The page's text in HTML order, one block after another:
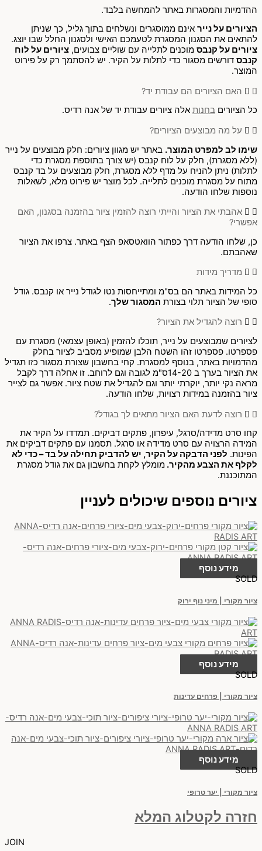
ההדמיות והמסגרות באתר להמחשה בלבד.
הציורים על נייר אינם ממוסגרים ונשלחים בתוך גליל, כך שניתן
להתאים את הסגנון המסגרת לטעמכם האישי ולסגנון החלל שבו יוצג.
ציורים על קנבס מוכנים לתלייה עם שוליים צבועים, ציורים על לוח
קנבס דורשים מסגור כדי לתלות על הקיר. יש להסתמך רק על פירוט
המוצר.
האם הציורים הם עבודת יד?
כל הציורים בחנות אלה ציורים עבודת יד של אנה רדיס.
על מה מבוצעים הציורים?
שימו לב למפרט המוצר. באתר יש מגוון ציורים: חלק מבוצעים על נייר
(ללא מסגרת), חלק על לוח קנבס (יש צורך בתוספת מסגרת כדי
לתלות) ניתן להניח על מדף ללא מסגרת, חלק מבוצעים על בד קנבס
מתוח על מסגרת מוכנים לתלייה. לכל מוצר יש פירוט מלא, לשאלות
נוספות שלחו הודעה.
אהבתי את הציור והייתי רוצה להזמין ציור בהזמנה בסגנון, האם
אפשרי?
כן, שלחו הודעה דרך כפתור הוואטסאפ הצף באתר. צרפו את הציור
שאהבתם.
מדריך מידות
כל המידות באתר הם בס"מ ומתייחסות נטו לגודל נייר או קנבס. גודל
סופי של הציור תלוי בצורת המסגור שלך.
רוצה להגדיל את הציור?
לציורים שמבוצעים על נייר, תוכלו להזמין (באופן עצמאי) מסגרת עם
פספרטו. פספרטו זהו השטח הלבן שמופיע מסביב לציור בחלק
מהדמויות באתר, בנוסף למסגרת. קחי בחשבון שצורת מסגור כזו תגדיל
את הציור בערך ב 14-20ס"מ לגובה וגם לרוחב. זו אחלה דרך לקבל
מראה נקי יותר, יוקרתי יותר וגם להגדיל את שטח ציור. אפשר גם לצייר
ציור בהזמנה במידות רצויות, שלחו הודעה.
רוצה לדעת האם הציור מתאים לך בגודל?
קחו סרט מדידה/סרגל, עיפרון, פתקים דביקים. תמדדו על הקיר את
המידה הרצויה עם סרט מדידה או סרגל. תסמנו עם פתקים דביקים את
הפינות. לפני הדבקה על הקיר, יש להדביק תחילה על בד – כדי לא
לקלף את הצבע מהקיר. מומלץ לקחת בחשבון גם את גודל מסגרת
המתוכננת.
ציורים נוספים שיכולים לעניין
מידע נוסף
SOLD
ציור מקורי | מיני נוף ירוק
מידע נוסף
SOLD
ציור מקורי | פרחים עדינות
מידע נוסף
SOLD
ציור מקורי | יער טרופי
חזרה לקטלוג המלא
JOIN